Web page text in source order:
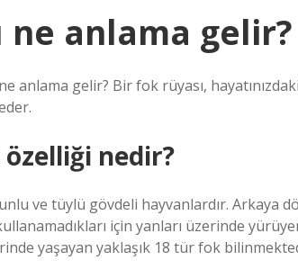
ne anlama gelir?
anlama gelir? Bir fok rüyası,
özelliği nedir?
ve tüylü gövdeli hayvanlardır. Arkaya
için yanları üzerinde
yaşayan yaklaşık 18 tür fok